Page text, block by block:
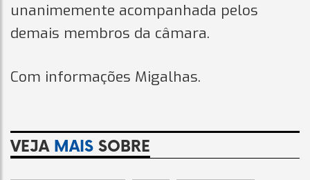
unanimemente acompanhada pelos
demais membros da câmara.
Com informações Migalhas.
VEJA MAIS SOBRE